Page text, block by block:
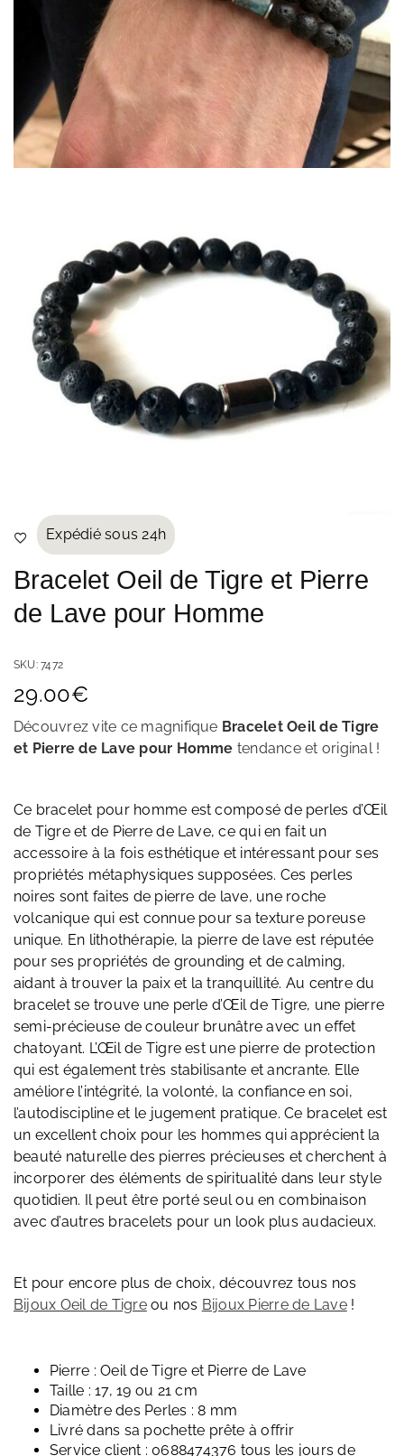
Expédié sous 24h
Bracelet Oeil de Tigre et Pierre
de Lave pour Homme
SKU:7472
29.00€
Découvrez vite ce magnifique Bracelet Oeil de Tigre
et Pierre de Lave pour Homme tendance et original !
Ce bracelet pour homme est composé de perles d’Œil
de Tigre et de Pierre de Lave, ce qui en fait un
accessoire à la fois esthétique et intéressant pour ses
propriétés métaphysiques supposées. Ces perles
noires sont faites de pierre de lave, une roche
volcanique qui est connue pour sa texture poreuse
unique. En lithothérapie, la pierre de lave est réputée
pour ses propriétés de grounding et de calming,
aidant à trouver la paix et la tranquillité. Au centre du
bracelet se trouve une perle d’Œil de Tigre, une pierre
semi-précieuse de couleur brunâtre avec un effet
chatoyant. L’Œil de Tigre est une pierre de protection
qui est également très stabilisante et ancrante. Elle
améliore l’intégrité, la volonté, la confiance en soi,
l’autodiscipline et le jugement pratique. Ce bracelet est
un excellent choix pour les hommes qui apprécient la
beauté naturelle des pierres précieuses et cherchent à
incorporer des éléments de spiritualité dans leur style
quotidien. Il peut être porté seul ou en combinaison
avec d’autres bracelets pour un look plus audacieux.
Et pour encore plus de choix, découvrez tous nos
Bijoux Oeil de Tigreou nos Bijoux Pierre de Lave!
Pierre : Oeil de Tigre et Pierre de Lave
Taille : 17, 19 ou 21 cm
Diamètre des Perles : 8 mm
Livré dans sa pochette prête à offrir
Service client : 0688474376 tous les jours de